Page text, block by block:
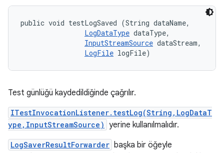
public void testLogSaved (String dataName,
LogDataType dataType,
InputStreamSource dataStream,
LogFile logFile)
Test günlüğü kaydedildiğinde çağrılır.
ITestInvocationListener.testLog(String,LogDataT
ype,InputStreamSource) yerine kullanılmalıdır.
LogSaverResultForwarder başka bir öğeyle